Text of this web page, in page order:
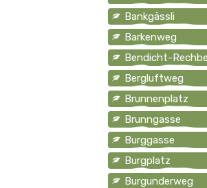
Bankgässli
Barkenweg
Bendicht-
Bergluftweg
Brunnenplatz
Brunngasse
Burggasse
Burgplatz
Burgunderweg